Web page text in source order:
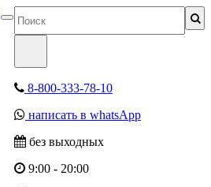
8-800-333-78-10
написать в whatsApp
без выходных
9:00 - 20:00